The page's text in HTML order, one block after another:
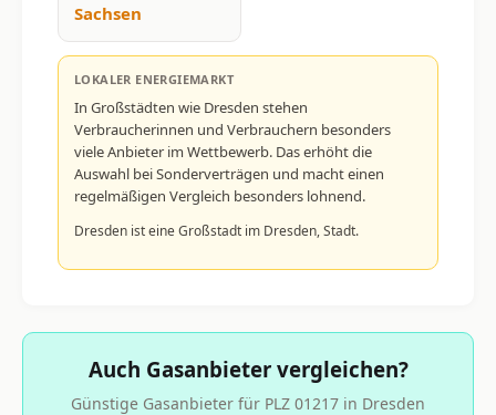
Sachsen
LOKALER ENERGIEMARKT
In Großstädten wie Dresden stehen
Verbraucherinnen und Verbrauchern besonders
viele Anbieter im Wettbewerb. Das erhöht die
Auswahl bei Sonderverträgen und macht einen
regelmäßigen Vergleich besonders lohnend.
Dresden ist eine Großstadt im Dresden, Stadt.
Auch Gasanbieter vergleichen?
Günstige Gasanbieter für PLZ 01217 in Dresden